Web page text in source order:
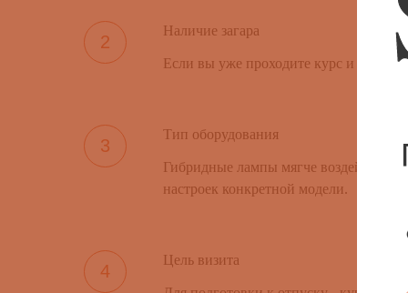
Наличие загара
Если вы уже проходите курс и кожа
Тип оборудования
Гибридные лампы мягче воздействуют
настроек конкретной модели.
Цель визита